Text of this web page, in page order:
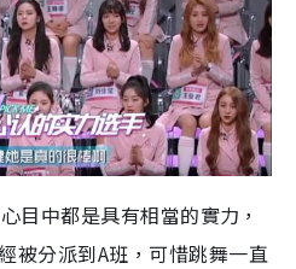
目中都是具有相當的實力，
被分派到A班，可惜跳舞一直